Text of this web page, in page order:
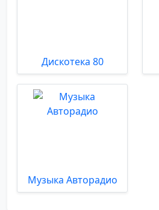
Дискотека 80
Музыка Авторадио